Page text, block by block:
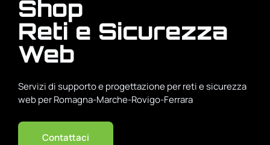
Shop
Reti e Sicurezza
Web
Servizi di supporto e progettazione per reti e sicurezza
web per Romagna-Marche-Rovigo-Ferrara
Contattaci